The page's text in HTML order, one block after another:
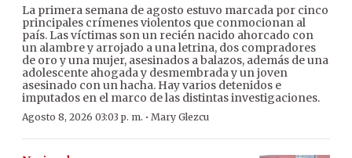
La primera semana de agosto estuvo marcada por cinco
principales crímenes violentos que conmocionan al
país. Las víctimas son un recién nacido ahorcado con
un alambre y arrojado a una letrina, dos compradores
de oro y una mujer, asesinados a balazos, además de una
adolescente ahogada y desmembrada y un joven
asesinado con un hacha. Hay varios detenidos e
imputados en el marco de las distintas investigaciones.
Agosto 8, 2026 03:03 p. m. · Mary Glezcu